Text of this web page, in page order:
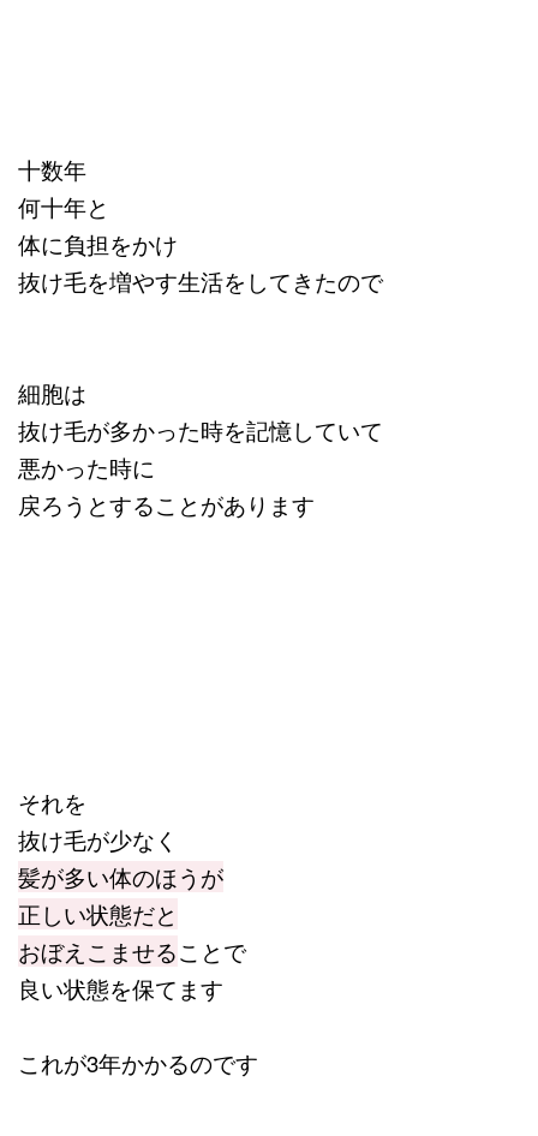
十数年
何十年と
体に負担をかけ
抜け毛を増やす生活をしてきたので
細胞は
抜け毛が多かった時を記憶していて
悪かった時に
戻ろうとすることがあります
それを
抜け毛が少なく
髪が多い体のほうが
正しい状態だと
おぼえこませることで
良い状態を保てます
これが3年かかるのです